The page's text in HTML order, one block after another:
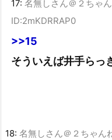
17: 名無しさん＠２ちゃ
ID:2mKDRRAP0
>>15
そういえば井手らっ
18: 名無しさん＠２ちゃん